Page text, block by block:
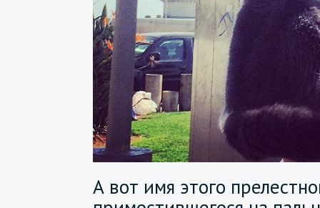
А вот имя этого